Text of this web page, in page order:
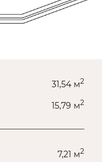
31,54 м2
15,79 м2
7,21 м2